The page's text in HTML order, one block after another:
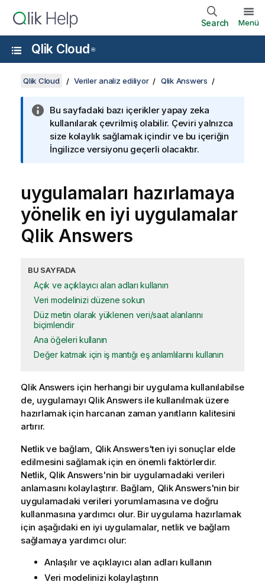
Search Menü
Qlik Cloud ®
Qlik Cloud Veriler analiz ediliyor Qlik Answers
Bu sayfadaki bazı içerikler yapay zeka
kullanılarak çevrilmiş olabilir. Çeviri yalnızca
size kolaylık sağlamak içindir ve bu içeriğin
İngilizce versiyonu geçerli olacaktır.
uygulamaları hazırlamaya
yönelik en iyi uygulamalar
Qlik Answers
BU SAYFADA
Açık ve açıklayıcı alan adları kullanın
Veri modelinizi düzene sokun
Düz metin olarak yüklenen veri/saat alanlarını
biçimlendir
Ana öğeleri kullanın
Değer katmak için iş mantığı eş anlamlılarını kullanın
Qlik Answers için herhangi bir uygulama kullanılabilse
de, uygulamayı Qlik Answersile kullanılmak üzere
hazırlamak için harcanan zaman yanıtların kalitesini
artırır.
Netlik ve bağlam, Qlik Answers'ten iyi sonuçlar elde
edilmesini sağlamak için en önemli faktörlerdir.
Netlik, Qlik Answers'nin bir uygulamadaki verileri
anlamasını kolaylaştırır. Bağlam, Qlik Answers'nin bir
uygulamadaki verileri yorumlamasına ve doğru
kullanmasına yardımcı olur. Bir uygulama hazırlamak
için aşağıdaki en iyi uygulamalar, netlik ve bağlam
sağlamaya yardımcı olur:
Anlaşılır ve açıklayıcı alan adları kullanın
Veri modelinizi kolaylaştırın